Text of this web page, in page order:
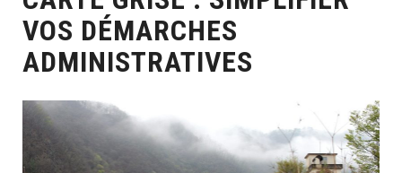
VOS DÉMARCHES
ADMINISTRATIVES